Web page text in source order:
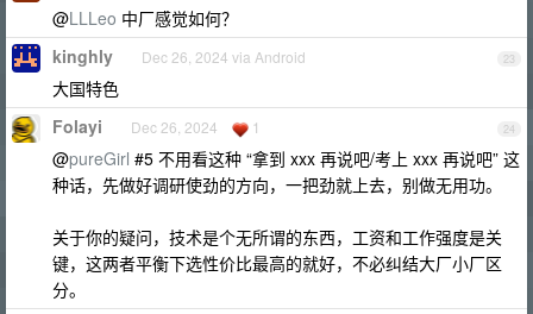
@LLLeo 中厂感觉如何？
23
kinghly Dec 26, 2024 via Android
大国特色
24
Folayi Dec 26, 2024 1
@pureGirl #5 不用看这种 “拿到 xxx 再说吧/考上 xxx 再说吧” 这
种话，先做好调研使劲的方向，一把劲就上去，别做无用功。
关于你的疑问，技术是个无所谓的东西，工资和工作强度是关
键，这两者平衡下选性价比最高的就好，不必纠结大厂小厂区
分。